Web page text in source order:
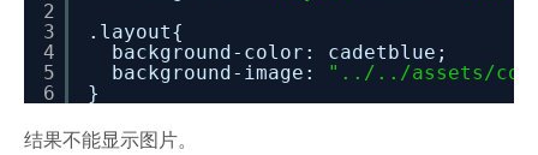
2
3
4
5
6
.layout{
background-color: cadetblue;
background-image:
"../../assets/
}
结果不能显示图片。